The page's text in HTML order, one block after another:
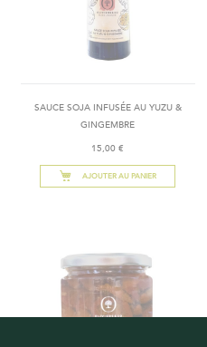
SAUCE SOJA INFUSÉE AU YUZU &
GINGEMBRE
15,00 €
AJOUTER AU PANIER